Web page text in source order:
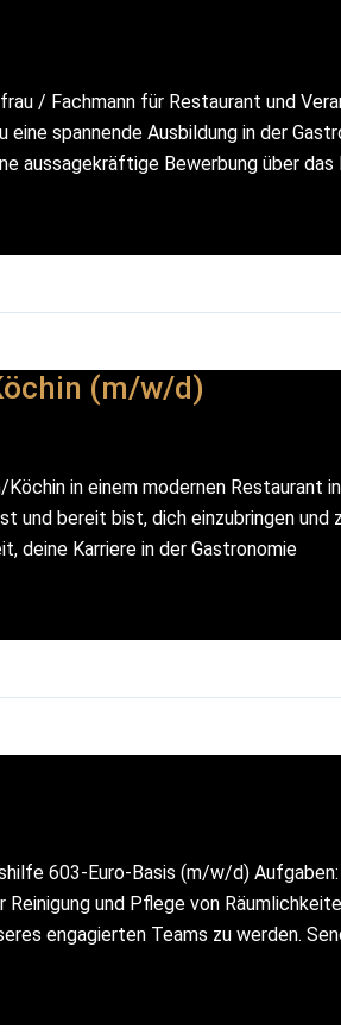
/ Fachmann für Restaurant und
spannende Ausbildung in der
aussagekräftige Bewerbung über das
(m/w/d)
in einem modernen Restaurant
und bereit bist, dich einzubringen
deine Karriere in der Gastronomie
603-Euro-Basis (m/w/d)
und Pflege von
engagierten Teams zu werden.